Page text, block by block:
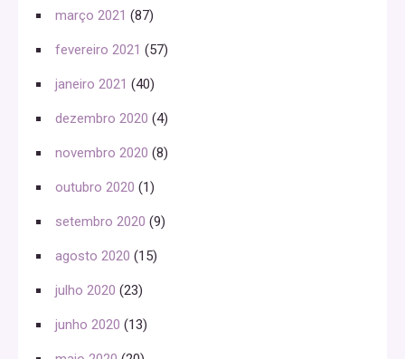
março 2021 (87)
fevereiro 2021 (57)
janeiro 2021 (40)
dezembro 2020 (4)
novembro 2020 (8)
outubro 2020 (1)
setembro 2020 (9)
agosto 2020 (15)
julho 2020 (23)
junho 2020 (13)